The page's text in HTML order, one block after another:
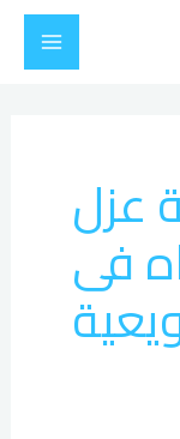
Main
عزل
فى